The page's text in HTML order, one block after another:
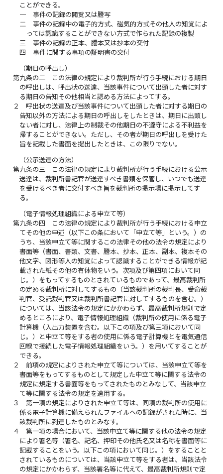
ことができる。
一
事件の記録の閲覧又は謄写
二
事件の記録中の電子的方式、磁気的方式その他人の知覚によ
っては認識することができない方式で作られた記録の複製
三
事件の記録の正本、謄本又は抄本の交付
四
事件に関する事項の証明書の交付
（期日の呼出し）
第九条の二
この法律の規定により裁判所が行う手続における期日
の呼出しは、呼出状の送達、当該事件について出頭した者に対す
る期日の告知その他相当と認める方法によってする。
２
呼出状の送達及び当該事件について出頭した者に対する期日の
告知以外の方法による期日の呼出しをしたときは、期日に出頭し
ない者に対し、法律上の制裁その他期日の不遵守による不利益を
帰することができない。ただし、その者が期日の呼出しを受けた
旨を記載した書面を提出したときは、この限りでない。
（公示送達の方法）
第九条の三
この法律の規定により裁判所が行う手続における公示
送達は、裁判所書記官が送達すべき書類を保管し、いつでも送達
を受けるべき者に交付すべき旨を裁判所の掲示場に掲示してす
る。
（電子情報処理組織による申立て等）
第九条の四
この法律の規定により裁判所が行う手続における申立
てその他の申述（以下この条において「申立て等」という。）の
うち、当該申立て等に関するこの法律その他の法令の規定により
書面等（書面、書類、文書、謄本、抄本、正本、副本、複本その
他文字、図形等人の知覚によって認識することができる情報が記
載された紙その他の有体物をいう。次項及び第四項において同
じ。）をもってするものとされているものであって、最高裁判所
の定める裁判所に対してするもの（当該裁判所の裁判長、受命裁
判官、受託裁判官又は裁判所書記官に対してするものを含む。）
については、当該法令の規定にかかわらず、最高裁判所規則で定
めるところにより、電子情報処理組織（裁判所の使用に係る電子
計算機（入出力装置を含む。以下この項及び第三項において同
じ。）と申立て等をする者の使用に係る電子計算機とを電気通信
回線で接続した電子情報処理組織をいう。）を用いてすることが
できる。
２
前項の規定によりされた申立て等については、当該申立て等を
書面等をもってするものとして規定した申立て等に関する法令の
規定に規定する書面等をもってされたものとみなして、当該申立
て等に関する法令の規定を適用する。
３
第一項の規定によりされた申立て等は、同項の裁判所の使用に
係る電子計算機に備えられたファイルへの記録がされた時に、当
該裁判所に到達したものとみなす。
４
第一項の場合において、当該申立て等に関する他の法令の規定
により署名等（署名、記名、押印その他氏名又は名称を書面等に
記載することをいう。以下この項において同じ。）をすることと
されているものについては、当該申立て等をする者は、当該法令
の規定にかかわらず、当該署名等に代えて、最高裁判所規則で定